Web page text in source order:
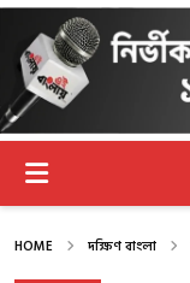
HOME দক্ষিণ বাংলা